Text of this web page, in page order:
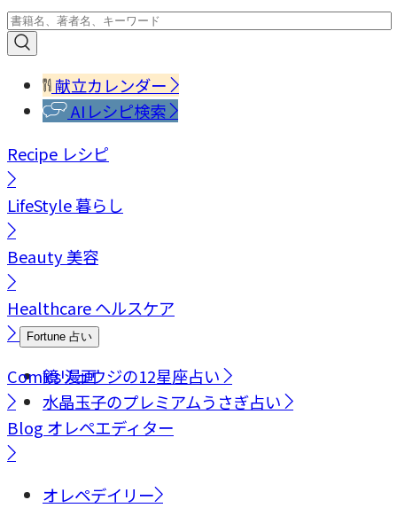
献立カレンダー
AIレシピ検索
Recipe レシピ
LifeStyle暮らし
Beauty美容
Healthcareヘルスケア
Fortune 占い
鏡リュウジの12星座占い
水晶玉子のプレミアムうさぎ占い
Comics漫画
Blog オレペエディター
オレペデイリー